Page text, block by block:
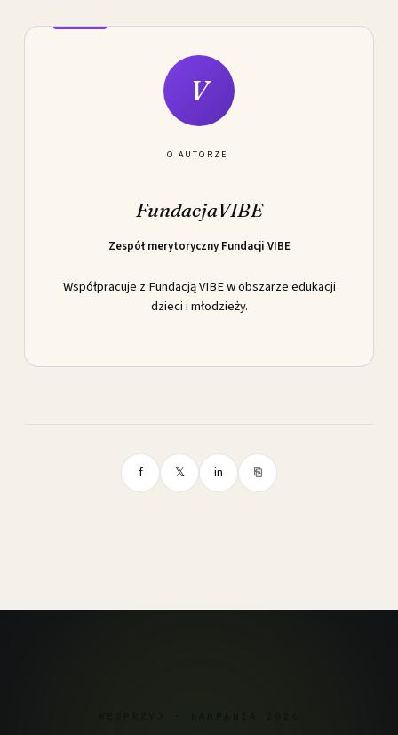
V
O AUTORZE
FundacjaVIBE
Zespół merytoryczny Fundacji VIBE
Współpracuje z Fundacją VIBE w obszarze edukacji
dzieci i młodzieży.
f 𝕏 in ⎘